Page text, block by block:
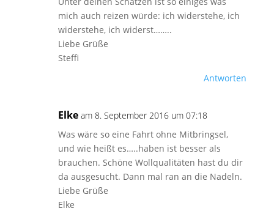
mich auch reizen würde: ich widerstehe, ich
widerstehe, ich widerst……..
Liebe Grüße
Steffi
Antworten
Elke am 8. September 2016 um 07:18
Was wäre so eine Fahrt ohne Mitbringsel,
und wie heißt es…..haben ist besser als
brauchen. Schöne Wollqualitäten hast du dir
da ausgesucht. Dann mal ran an die Nadeln.
Liebe Grüße
Elke